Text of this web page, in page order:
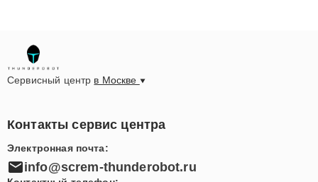
Сервисный центр в Москве
Контакты сервис центра
Электронная почта:
info@screm-thunderobot.ru